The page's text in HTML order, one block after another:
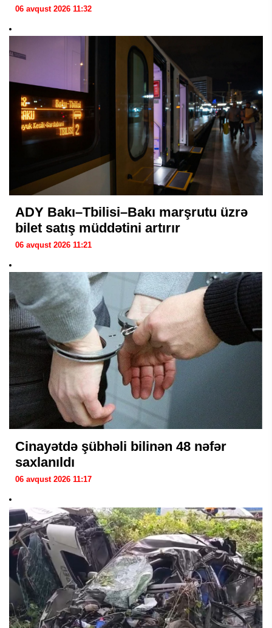
06 avqust 2026 11:32
ADY Bakı–Tbilisi–Bakı marşrutu üzrə
bilet satış müddətini artırır
06 avqust 2026 11:21
Cinayətdə şübhəli bilinən 48 nəfər
saxlanıldı
06 avqust 2026 11:17